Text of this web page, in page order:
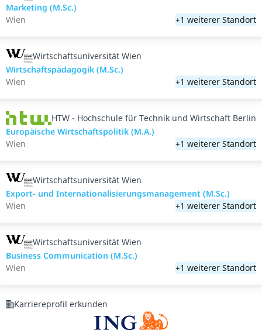
Marketing (M.Sc.)
Wien
+1 weiterer Standort
Wirtschaftsuniversität Wien
Wirtschaftspädagogik (M.Sc.)
Wien
+1 weiterer Standort
HTW - Hochschule für Technik und Wirtschaft Berlin
Europäische Wirtschaftspolitik (M.A.)
Wien
+1 weiterer Standort
Wirtschaftsuniversität Wien
Export- und Internationalisierungsmanagement (M.Sc.)
Wien
+1 weiterer Standort
Wirtschaftsuniversität Wien
Business Communication (M.Sc.)
Wien
+1 weiterer Standort
Karriereprofil erkunden